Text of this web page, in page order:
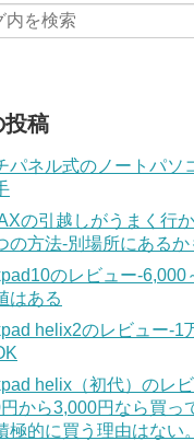
投稿
パネル式のノートパソ
の引越しがうまく行
の方法‐別場所にあるか
のレビュー‐6,000
はある
helix2のレビュー‐1
helix（初代）のレビ
から3,000円なら買っ
極的に買う理由はない。